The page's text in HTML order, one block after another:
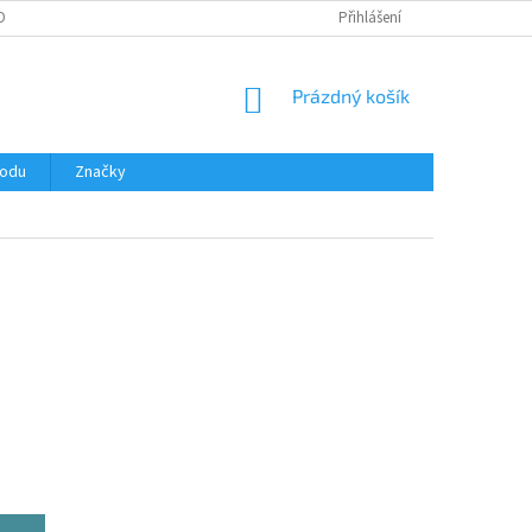
ÚDAJŮ Přihlášení
NÁKUPNÍ
Prázdný košík
Značky